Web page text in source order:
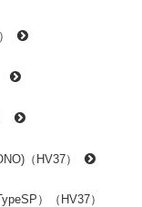
（HV37）
）（HV37）